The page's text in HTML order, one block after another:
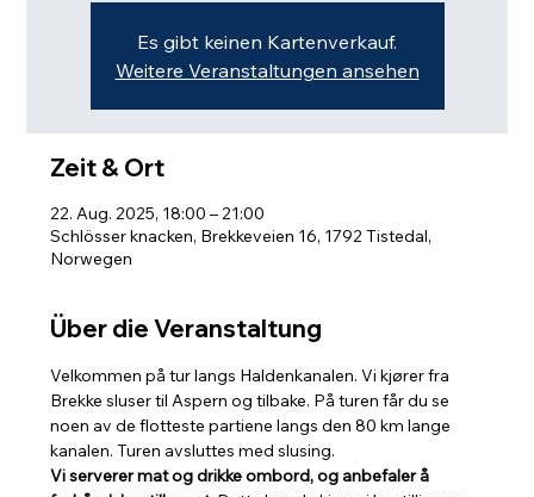
Es gibt keinen Kartenverkauf.
Weitere Veranstaltungen ansehen
Zeit & Ort
22. Aug. 2025, 18:00 – 21:00
Schlösser knacken, Brekkeveien 16, 1792 Tistedal,
Norwegen
Über die Veranstaltung
Velkommen på tur langs Haldenkanalen. Vi kjører fra
Brekke sluser til Aspern og tilbake. På turen får du se
noen av de flotteste partiene langs den 80 km lange
kanalen. Turen avsluttes med slusing.
Vi serverer mat og drikke ombord, og anbefaler å